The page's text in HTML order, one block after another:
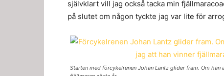
självklart vill jag också tacka min
på slutet om någon tyckte jag var lite för
Starten med förcykelrenen Johan Lantz glider fram. Om han